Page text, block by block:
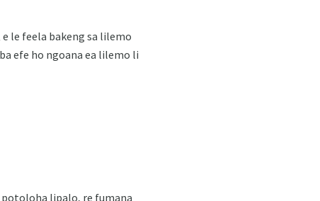
le feela bakeng sa lilemo
efe ho ngoana ea lilemo li
potoloha lipalo, re fumana